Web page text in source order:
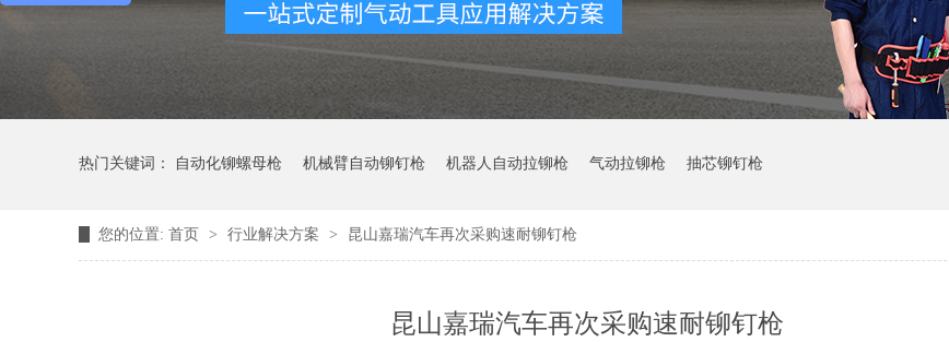
热门关键词： 自动化铆螺母枪 机械臂自动铆钉枪 机器人自动拉铆枪 气动拉铆枪 抽芯铆钉枪
您的位置: 首页 > 行业解决方案 > 昆山嘉瑞汽车再次采购速耐铆钉枪
昆山嘉瑞汽车再次采购速耐铆钉枪